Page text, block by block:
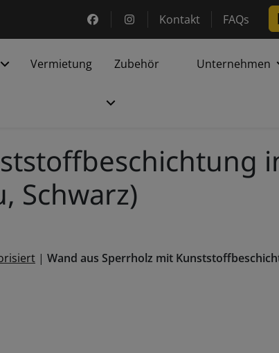
https://www.facebook.com/
https://Kontakt FAQs
Vermietung Zubehör
Unternehmen
Schwarz)
| Wand aus Sperrholz mit
240,00.